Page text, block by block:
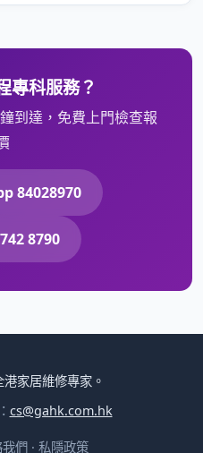
專科服務？
到達，免費上門檢查報
84028970
8790
家居維修專家。
cs@gahk.com.hk
們 · 私隱政策